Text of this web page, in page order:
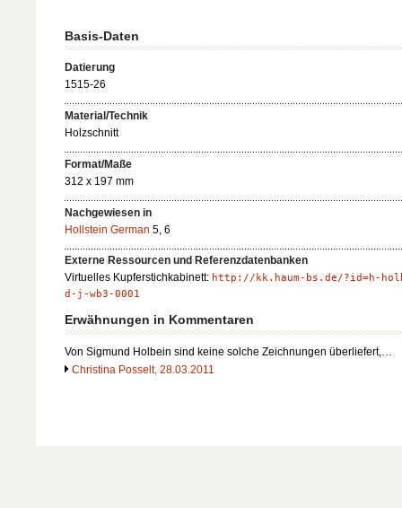
Basis-Daten
Datierung
1515-26
Material/Technik
Holzschnitt
Format/Maße
312 x 197 mm
Nachgewiesen in
Hollstein German 5, 6
Externe Ressourcen und Referenzdatenbanken
Virtuelles Kupferstichkabinett: http://kk.haum-bs.de/?id=h-
d-j-wb3-0001
Erwähnungen in Kommentaren
Von Sigmund Holbein sind keine solche Zeichnungen überliefert,…
Christina Posselt, 28.03.2011